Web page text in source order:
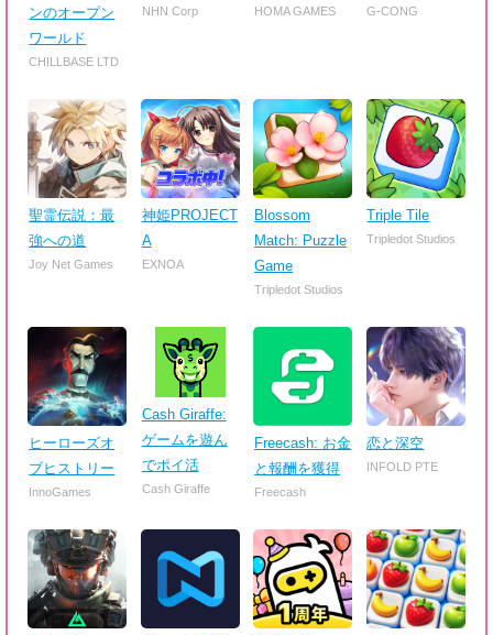
ンのオープン
ワールド
CHILLBASE LTD
NHN Corp HOMA GAMES G-CONG
聖霊伝説：最
強への道
Joy Net Games
神姫PROJECT
A
EXNOA
Blossom
Match: Puzzle
Game
Tripledot Studios
Triple Tile
Tripledot Studios
ヒーローズオ
ブヒストリー
InnoGames
Cash Giraffe:
ゲームを遊ん
でポイ活
Cash Giraffe
Freecash: お金
と報酬を獲得
Freecash
恋と深空
INFOLD PTE